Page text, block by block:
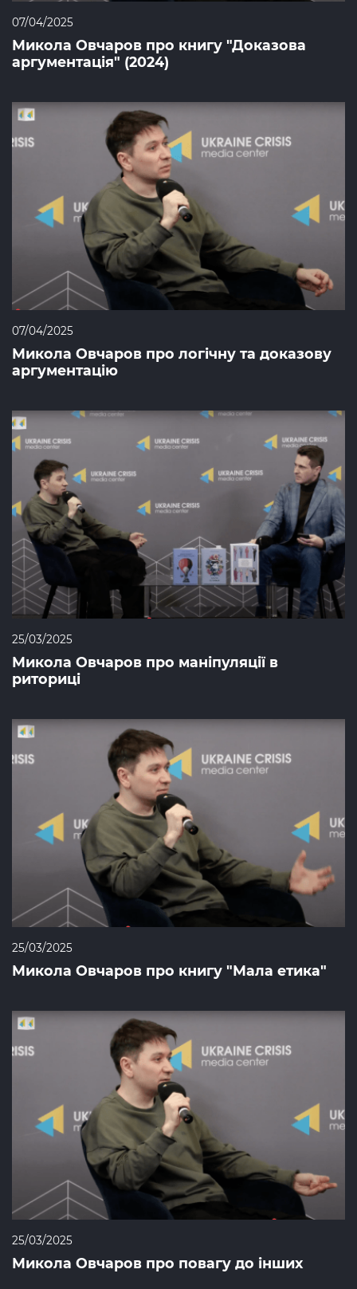
07/04/2025
Микола Овчаров про книгу "Доказова
аргументація" (2024)
07/04/2025
Микола Овчаров про логічну та доказову
аргументацію
25/03/2025
Микола Овчаров про маніпуляції в
риториці
25/03/2025
Микола Овчаров про книгу "Мала етика"
25/03/2025
Микола Овчаров про повагу до інших